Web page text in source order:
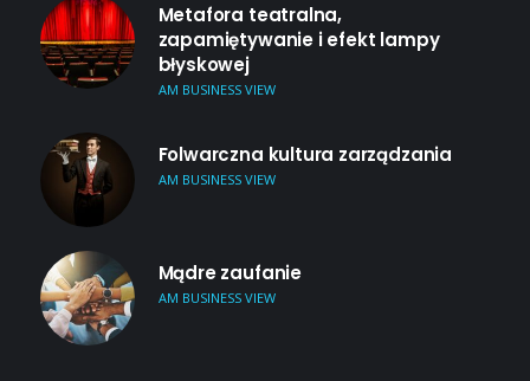
Metafora teatralna,
zapamiętywanie i efekt lampy
błyskowej
AM BUSINESS VIEW
Folwarczna kultura zarządzania
AM BUSINESS VIEW
Mądre zaufanie
AM BUSINESS VIEW